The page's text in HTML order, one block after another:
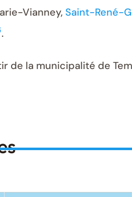
Vianney, Saint-René-
.
de la municipalité de